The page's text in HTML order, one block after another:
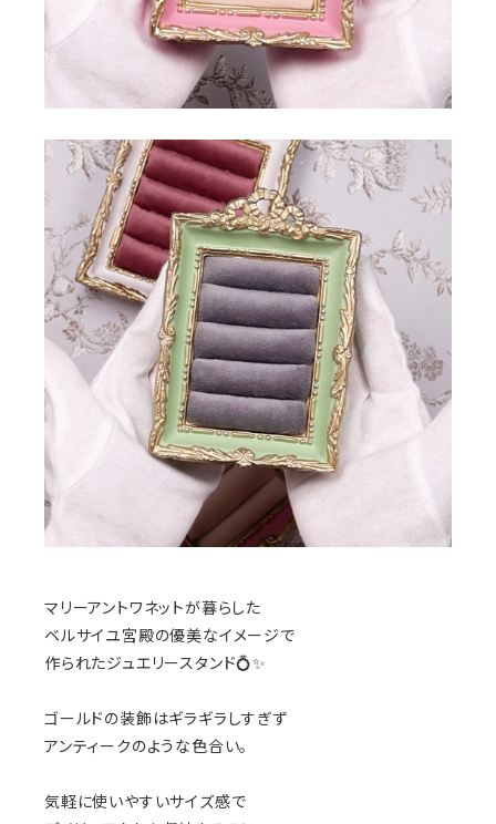
マリーアントワネットが暮らした
ベルサイユ宮殿の優美なイメージで
作られたジュエリースタンド💍✨
ゴールドの装飾はギラギラしすぎず
アンティークのような色合い。
気軽に使いやすいサイズ感で